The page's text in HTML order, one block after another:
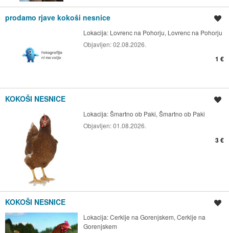
prodamo rjave kokoši nesnice
Lokacija: Lovrenc na Pohorju, Lovrenc na Pohorju
Objavljen:02.08.2026.
1 €
KOKOŠI NESNICE
Lokacija:Šmartno ob Paki, Šmartno ob Paki
Objavljen:01.08.2026.
3 €
KOKOŠI NESNICE
Lokacija:Cerklje na Gorenjskem, Cerklje na
Gorenjskem